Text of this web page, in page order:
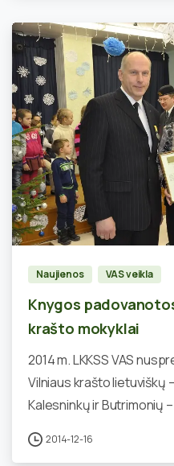
Naujienos VAS veikla
Knygos
krašto mokyklai
2014 m. LKKSS VAS
Vilniaus krašto lietuviškų
Kalesninkų ir Butrimonių
2014-12-16